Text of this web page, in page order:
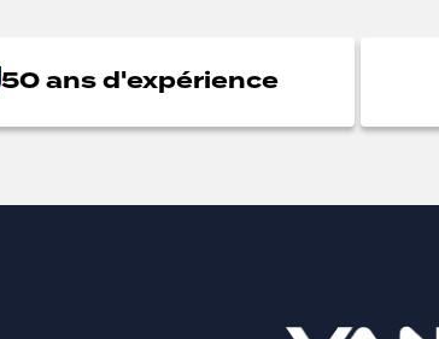
50 ans d'expérience